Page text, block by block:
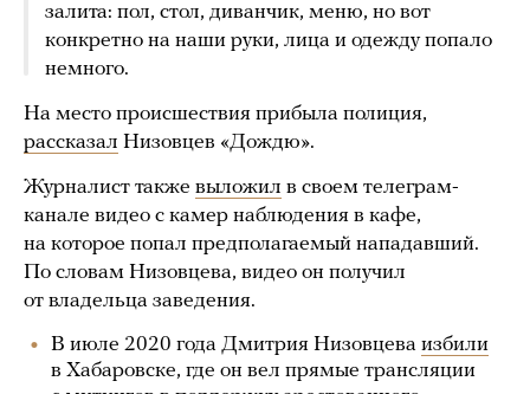
залита: пол, стол, диванчик, меню, но вот
конкретно на наши руки, лица и одежду попало
немного.
На место происшествия прибыла полиция,
рассказал Низовцев «Дождю».
Журналист также выложил в своем телеграм-
канале видео с камер наблюдения в кафе,
на которое попал предполагаемый нападавший.
По словам Низовцева, видео он получил
от владельца заведения.
В июле 2020 года Дмитрия Низовцева избили
в Хабаровске, где он вел прямые трансляции